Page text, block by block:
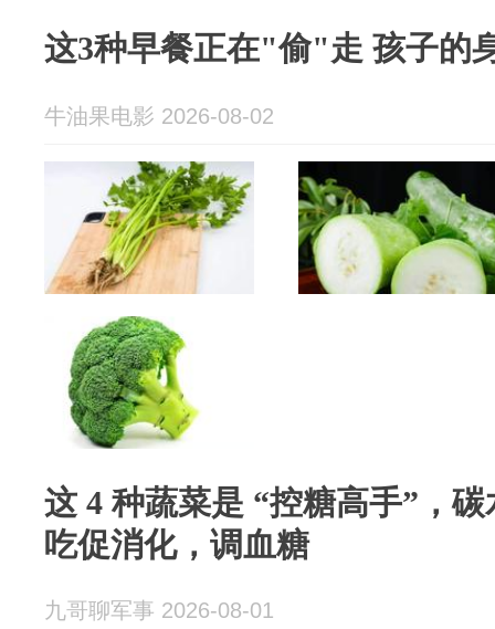
这3种早餐正在"偷"走 孩子的
牛油果电影 2026-08-02
这 4 种蔬菜是 “控糖高手”，
吃促消化，调血糖
九哥聊军事 2026-08-01